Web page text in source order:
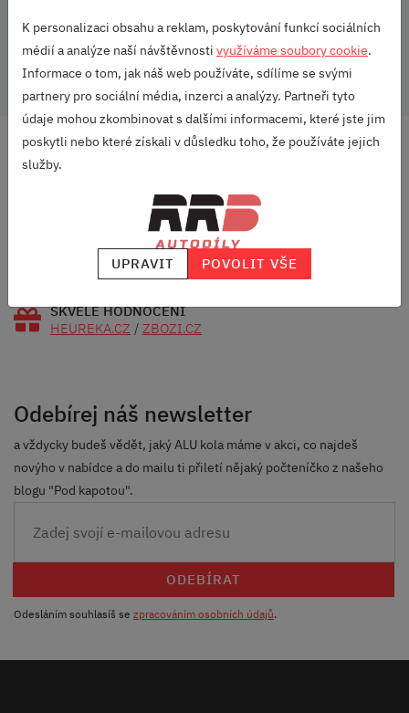
Vozidlo: Kamiq
DOPRAVA ZDARMA
OD 2500 KČ
RODINNÁ FIRMA
S DLOUHOU TRADICÍ
SKVĚLÉ HODNOCENÍ
HEUREKA.CZ / ZBOZI.CZ
Odebírej náš newsletter
a vždycky budeš vědět, jaký ALU kola máme v akci, co najdeš
novýho v nabídce a do mailu ti přiletí nějaký počteníčko z našeho
blogu "Pod kapotou".
ODEBÍRAT
Odesláním souhlasíš se zpracováním osobních údajů.
K personalizaci obsahu a reklam, poskytování funkcí sociálních
médií a analýze naší návštěvnosti využíváme soubory cookie.
Informace o tom, jak náš web používáte, sdílíme se svými
partnery pro sociální média, inzerci a analýzy. Partneři tyto
údaje mohou zkombinovat s dalšími informacemi, které jste jim
poskytli nebo které získali v důsledku toho, že používáte jejich
služby.
UPRAVIT POVOLIT VŠE